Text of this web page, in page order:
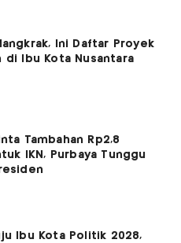
Ini Daftar Proyek
di Ibu Kota Nusantara
Tambahan Rp2,8
IKN, Purbaya Tunggu
Ibu Kota Politik 2028,